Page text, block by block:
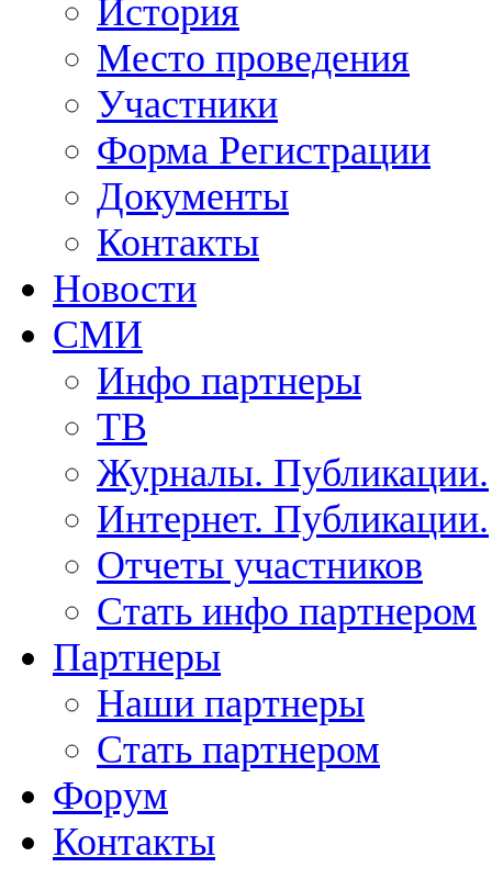
История
Место проведения
Участники
Форма Регистрации
Документы
Контакты
Новости
СМИ
Инфо партнеры
ТВ
Журналы. Публикации.
Интернет. Публикации.
Отчеты участников
Стать инфо партнером
Партнеры
Наши партнеры
Стать партнером
Форум
Контакты